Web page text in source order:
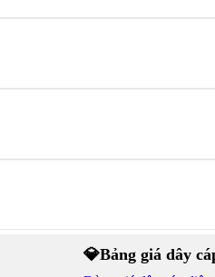
💎Bảng giá dây